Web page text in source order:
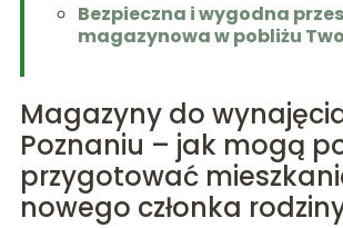
Bezpieczna i wygodna
magazynowa w pobliżu
Magazyny do
Poznaniu – jak mogą
przygotować
nowego członka